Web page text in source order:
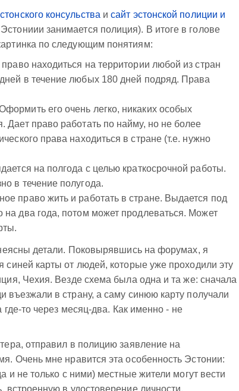
консульства исайт эстонской полиции и
занимается полиция). В итоге в голове
по следующим понятиям:
находиться на территории любой из стран
в течение любых 180 дней подряд. Права
его очень легко, никаких особых
Дает право работать по найму, но не более
права находиться в стране (т.е. нужно
на полгода с целью краткосрочной работы.
в течение полугода.
право жить и работать в стране. Выдается под
на два года, потом может продлеваться. Может
детали. Поковырявшись на форумах, я
синей карты от людей, которые уже проходили эту
Чехия. Везде схема была одна и та же: сначала
в страну, а саму синюю карту получали
то через месяц-два. Как именно - не
отправил в полицию заявление на
Очень мне нравится эта особенность Эстонии:
и не только с ними) местные жители могут вести
встроенную в удостоверение личности.